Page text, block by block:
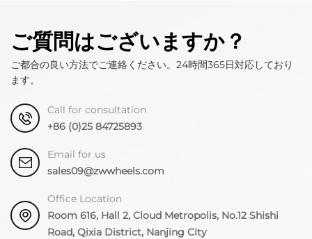
ご質問はございますか？
ご都合の良い方法でご連絡ください。24時間365日対応しており
ます。
Call for consultation
+86 (0)25 84725893
Email for us
sales09@zwwheels.com
Office Location
Room 616, Hall 2, Cloud Metropolis, No.12 Shishi
Road, Qixia District, Nanjing City